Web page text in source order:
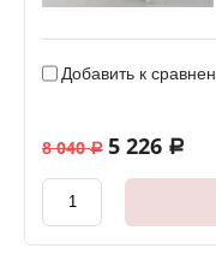
Добавить к
8 040 a 5 226 a